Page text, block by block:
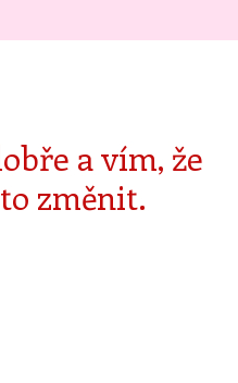
a vím, že
změnit.